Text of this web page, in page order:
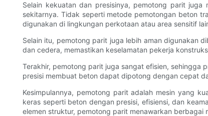
Selain kekuatan dan presisinya, pemotong parit juga
sekitarnya. Tidak seperti metode pemotongan beton
digunakan di lingkungan perkotaan atau area sensitif
Selain itu, pemotong parit juga lebih aman digunakan
dan cedera, memastikan keselamatan pekerja
Terakhir, pemotong parit juga sangat efisien, sehingga
presisi membuat beton dapat dipotong dengan cepat
Kesimpulannya, pemotong parit adalah mesin yang
keras seperti beton dengan presisi, efisiensi, dan
elemen struktur, pemotong parit menawarkan